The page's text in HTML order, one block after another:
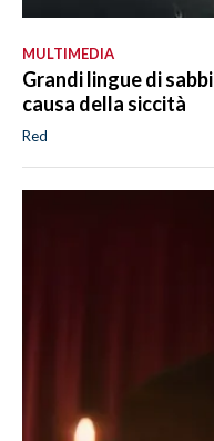
MULTIMEDIA
Grandi lingue di
causa della siccità
Red